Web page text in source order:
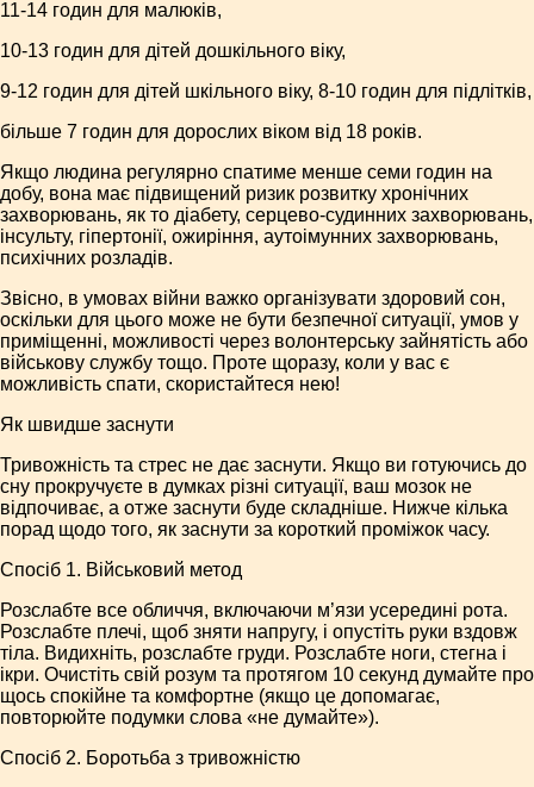
11-14 годин для малюків,
10-13 годин для дітей дошкільного віку,
9-12 годин для дітей шкільного віку, 8-10 годин для підлітків,
більше 7 годин для дорослих віком від 18 років.
Якщо людина регулярно спатиме менше семи годин на
добу, вона має підвищений ризик розвитку хронічних
захворювань, як то діабету, серцево-судинних захворювань,
інсульту, гіпертонії, ожиріння, аутоімунних захворювань,
психічних розладів.
Звісно, в умовах війни важко організувати здоровий сон,
оскільки для цього може не бути безпечної ситуації, умов у
приміщенні, можливості через волонтерську зайнятість або
військову службу тощо. Проте щоразу, коли у вас є
можливість спати, скористайтеся нею!
Як швидше заснути
Тривожність та стрес не дає заснути. Якщо ви готуючись до
сну прокручуєте в думках різні ситуації, ваш мозок не
відпочиває, а отже заснути буде складніше. Нижче кілька
порад щодо того, як заснути за короткий проміжок часу.
Спосіб 1. Військовий метод
Розслабте все обличчя, включаючи м’язи усередині рота.
Розслабте плечі, щоб зняти напругу, і опустіть руки вздовж
тіла. Видихніть, розслабте груди. Розслабте ноги, стегна і
ікри. Очистіть свій розум та протягом 10 секунд думайте про
щось спокійне та комфортне (якщо це допомагає,
повторюйте подумки слова «не думайте»).
Спосіб 2. Боротьба з тривожністю